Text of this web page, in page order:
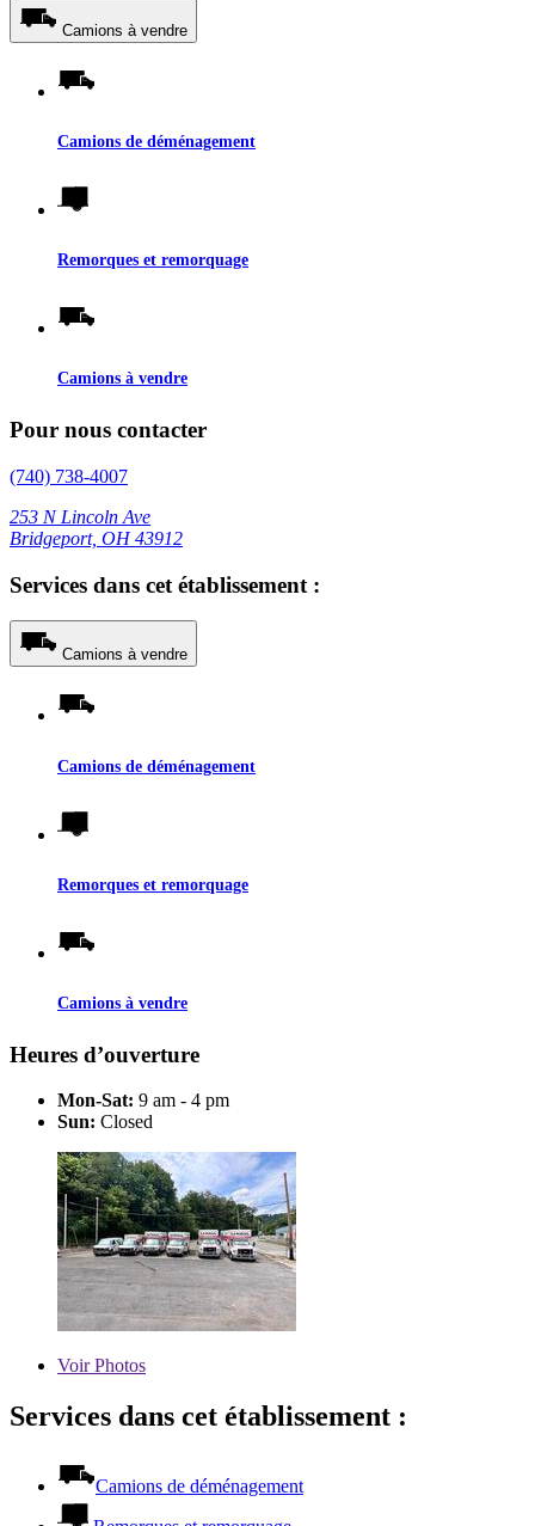
Camions à vendre
Camions de déménagement
Remorques et remorquage
Camions à vendre
Pour nous contacter
(740) 738-4007
253 N Lincoln Ave
Bridgeport, OH 43912
Services dans cet établissement :
Camions à vendre
Camions de déménagement
Remorques et remorquage
Camions à vendre
Heures d’ouverture
Mon-Sat: 9 am - 4 pm
Sun: Closed
VoirPhotos
Services dans cet établissement :
Camions de déménagement